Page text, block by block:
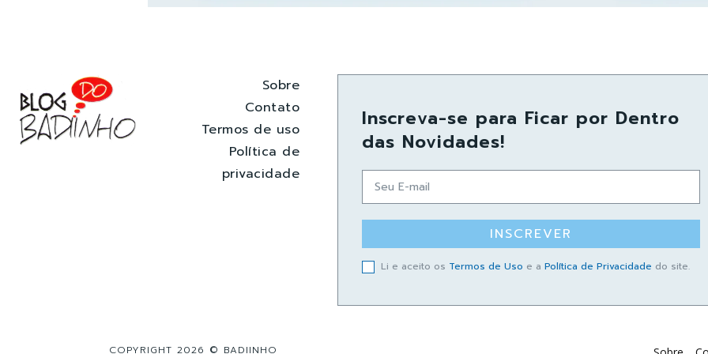
Sobre
Contato
Termos de uso
Política de
privacidade
Inscreva-se para Ficar por Dentro
das Novidades!
INSCREVER
Li e aceito os Termos de Uso e aPolítica de Privacidade do site.
COPYRIGHT 2026 © BADIINHO